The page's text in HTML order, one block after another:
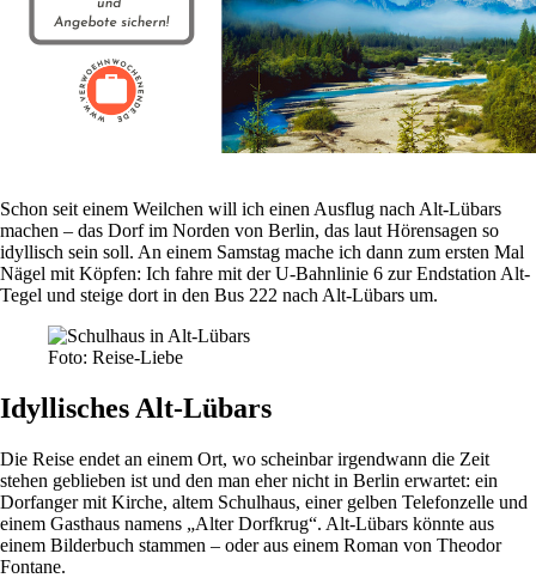
Schon seit einem Weilchen will ich einen Ausflug nach Alt-Lübars
machen – das Dorf im Norden von Berlin, das laut Hörensagen so
idyllisch sein soll. An einem Samstag mache ich dann zum ersten Mal
Nägel mit Köpfen: Ich fahre mit der U-Bahnlinie 6 zur Endstation Alt-
Tegel und steige dort in den Bus 222 nach Alt-Lübars um.
Foto: Reise-Liebe
Idyllisches Alt-Lübars
Die Reise endet an einem Ort, wo scheinbar irgendwann die Zeit
stehen geblieben ist und den man eher nicht in Berlin erwartet: ein
Dorfanger mit Kirche, altem Schulhaus, einer gelben Telefonzelle und
einem Gasthaus namens „Alter Dorfkrug“. Alt-Lübars könnte aus
einem Bilderbuch stammen – oder aus einem Roman von Theodor
Fontane.